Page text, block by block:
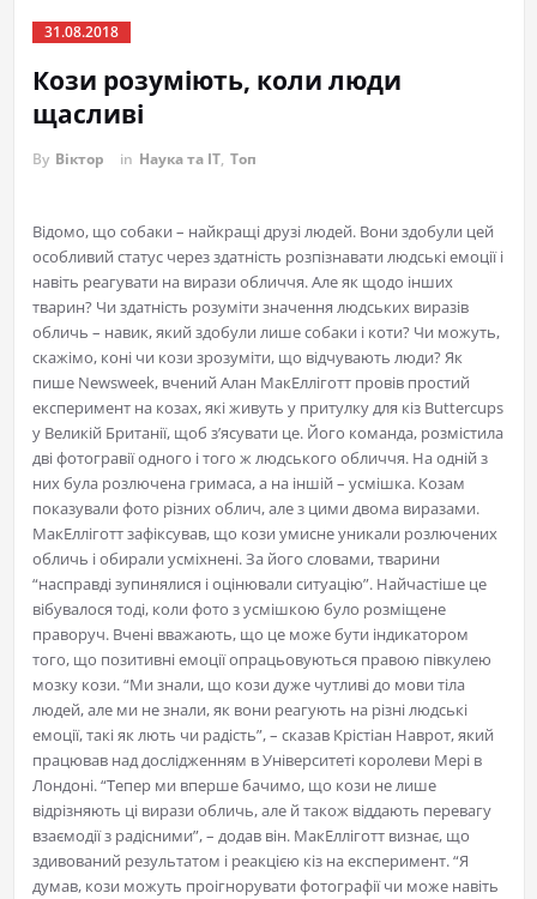
31.08.2018
Кози розуміють, коли люди
щасливі
By Віктор in Наука та IT, Топ
Відомо, що собаки – найкращі друзі людей. Вони здобули цей
особливий статус через здатність розпізнавати людські емоції і
навіть реагувати на вирази обличчя. Але як щодо інших
тварин? Чи здатність розуміти значення людських виразів
обличь – навик, який здобули лише собаки і коти? Чи можуть,
скажімо, коні чи кози зрозуміти, що відчувають люди? Як
пише Newsweek, вчений Алан МакЕлліготт провів простий
експеримент на козах, які живуть у притулку для кіз Buttercups
у Великій Британії, щоб з’ясувати це. Його команда, розмістила
дві фотогравії одного і того ж людського обличчя. На одній з
них була розлючена гримаса, а на іншій – усмішка. Козам
показували фото різних облич, але з цими двома виразами.
МакЕлліготт зафіксував, що кози умисне уникали розлючених
обличь і обирали усміхнені. За його словами, тварини
“насправді зупинялися і оцінювали ситуацію”. Найчастіше це
вібувалося тоді, коли фото з усмішкою було розміщене
праворуч. Вчені вважають, що це може бути індикатором
того, що позитивні емоції опрацьовуються правою півкулею
мозку кози. “Ми знали, що кози дуже чутливі до мови тіла
людей, але ми не знали, як вони реагують на різні людські
емоції, такі як лють чи радість”, – сказав Крістіан Наврот, який
працював над дослідженням в Університеті королеви Мері в
Лондоні. “Тепер ми вперше бачимо, що кози не лише
відрізняють ці вирази обличь, але й також віддають перевагу
взаємодії з радісними”, – додав він. МакЕлліготт визнає, що
здивований результатом і реакцією кіз на експеримент. “Я
думав, кози можуть проігнорувати фотографії чи може навіть